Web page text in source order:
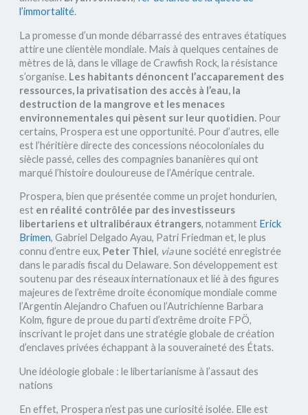
l’immortalité.
La promesse d’un monde débarrassé des entraves étatiques
attire une clientèle mondiale. Mais à quelques centaines de
mètres de là, dans le village de Crawfish Rock, la résistance
s’organise. Les habitants dénoncent l’accaparement des
ressources, la privatisation des accès à l’eau, la
destruction de la mangrove et les menaces
environnementales qui pèsent sur leur quotidien. Pour
certains, Prospera est une opportunité. Pour d’autres, elle
est l’héritière directe des concessions néocoloniales du
siècle passé, celles des compagnies bananières qui ont
marqué l’histoire douloureuse de l’Amérique centrale.
Prospera, bien que présentée comme un projet hondurien,
est en réalité contrôlée par des investisseurs
libertariens et ultralibéraux étrangers, notamment Erick
Brimen, Gabriel Delgado Ayau, Patri Friedman et, le plus
connu d’entre eux, Peter Thiel , viaune société enregistrée
dans le paradis fiscal du Delaware. Son développement est
soutenu par des réseaux internationaux et lié à des figures
majeures de l’extrême droite économique mondiale comme
l’Argentin Alejandro Chafuen ou l’Autrichienne Barbara
Kolm, figure de proue du parti d’extrême droite FPÖ,
inscrivant le projet dans une stratégie globale de création
d’enclaves privées échappant à la souveraineté des États.
Une idéologie globale : le libertarianisme à l’assaut des
nations
En effet, Prospera n’est pas une curiosité isolée. Elle est